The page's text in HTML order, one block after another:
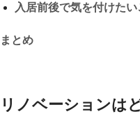
入居前後で気を付けたい
まとめ
リノベーションは